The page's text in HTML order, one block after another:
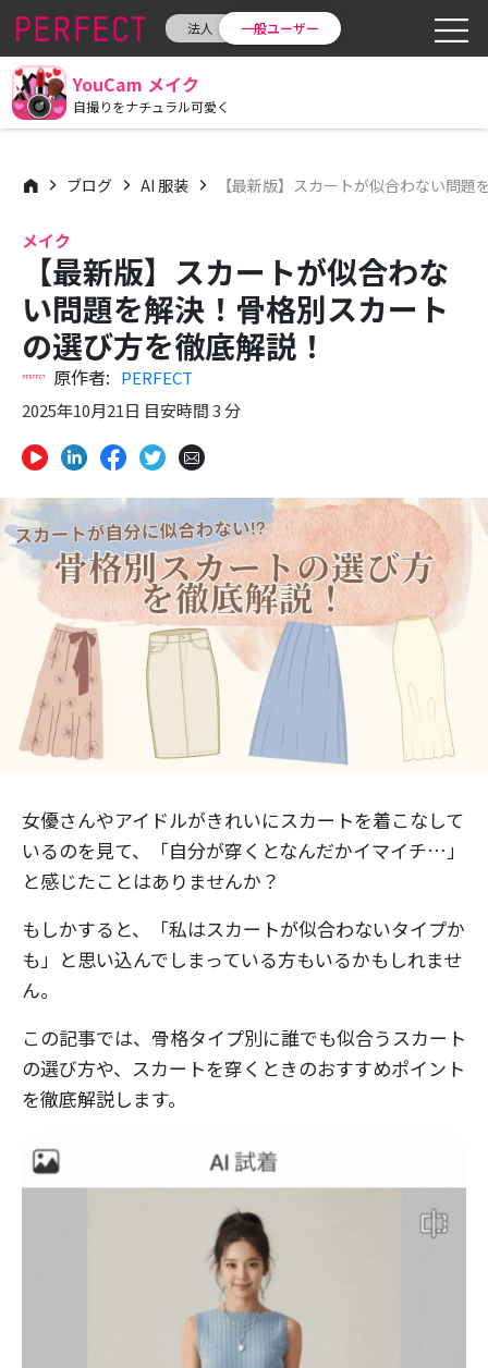
法人 一般ユーザー
YouCam メイク
自撮りをナチュラル可愛く
ブログ AI 服装 【最新版】スカートが似合わない問
メイク
【最新版】スカートが似合わな
い問題を解決！骨格別スカート
の選び方を徹底解説！
原作者: PERFECT
2025年10月21日 目安時間 3 分
女優さんやアイドルがきれいにスカートを着こなして
いるのを見て、「自分が穿くとなんだかイマイチ…」
と感じたことはありませんか？
もしかすると、「私はスカートが似合わないタイプか
も」と思い込んでしまっている方もいるかもしれませ
ん。
この記事では、骨格タイプ別に誰でも似合うスカート
の選び方や、スカートを穿くときのおすすめポイント
を徹底解説します。